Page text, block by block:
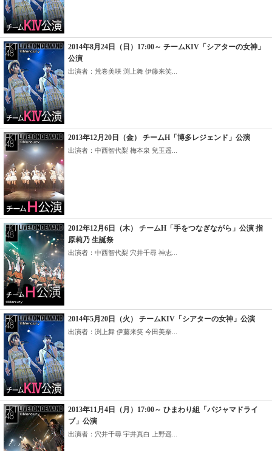
2014年8月24日（日）17:00～ チームKIV「シアターの女神」
公演
出演者：荒巻美咲 渕上舞 伊藤来笑...
2013年12月20日（金） チームH「博多レジェンド」公演
出演者：中西智代梨 梅本泉 兒玉遥...
2012年12月6日（木） チームH「手をつなぎながら」公演 指
原莉乃 生誕祭
出演者：中西智代梨 穴井千尋 神志...
2014年5月20日（火） チームKIV「シアターの女神」公演
出演者：渕上舞 伊藤来笑 今田美奈...
2013年11月4日（月）17:00～ ひまわり組「パジャマドライ
ブ」公演
出演者：穴井千尋 宇井真白 上野遥...